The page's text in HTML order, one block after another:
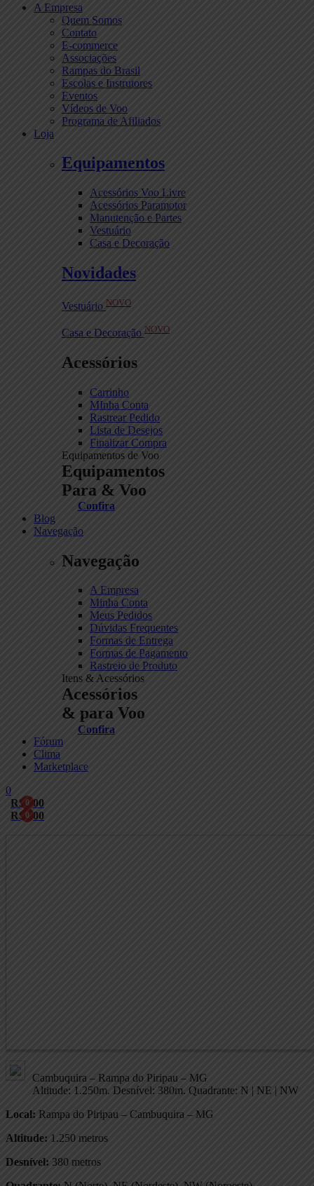
A Empresa
Quem Somos
Contato
E-commerce
Associações
Rampas do Brasil
Escolas e Instrutores
Eventos
Vídeos de Voo
Programa de Afiliados
Loja
Equipamentos
Acessórios Voo Livre
Acessórios Paramotor
Manutenção e Partes
Vestuário
Casa e Decoração
Novidades
Vestuário NOVO
Casa e Decoração NOVO
Acessórios
Carrinho
MInha Conta
Rastrear Pedido
Lista de Desejos
Finalizar Compra
Equipamentos de Voo
Equipamentos
Para & Voo
Confira
Blog
Navegação
Navegação
A Empresa
Minha Conta
Meus Pedidos
Dúvidas Frequentes
Formas de Entrega
Formas de Pagamento
Rastreio de Produto
Itens & Acessórios
Acessórios
& para Voo
Confira
Fórum
Clima
Marketplace
0
0
R$ 0,00
0
R$ 0,00
Cambuquira – Rampa do Piripau – MG
Altitude: 1.250m. Desnível: 380m. Quadrante: N | NE | NW
Local: Rampa do Piripau – Cambuquira – MG
Altitude: 1.250 metros
Desnível: 380 metros